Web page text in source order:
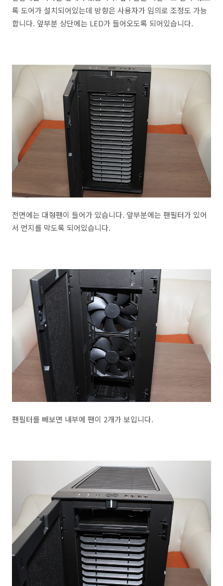
록 도어가 설치되어있는데 방향은 사용자가 임의로 조정도 가능
합니다. 앞부분 상단에는 LED가 들어오도록 되어있습니다.
전면에는 대형팬이 들어가 있습니다. 앞부분에는 팬필터가 있어
서 먼지를 막도록 되어있습니다.
팬필터를 빼보면 내부에 팬이 2개가 보입니다.